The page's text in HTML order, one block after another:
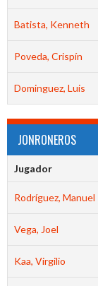
Batista, Kenneth
Poveda, Crispín
Dominguez, Luis
JONRONEROS
Jugador
Rodríguez, Manuel
Vega, Joel
Kaa, Virgilio